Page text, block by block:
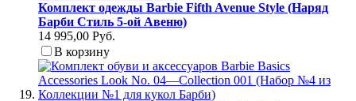
Комплект одежды Barbie Fifth Avenue Style (Наряд
Барби Стиль 5-ой Авеню)
14 995,00 Руб.
В корзину